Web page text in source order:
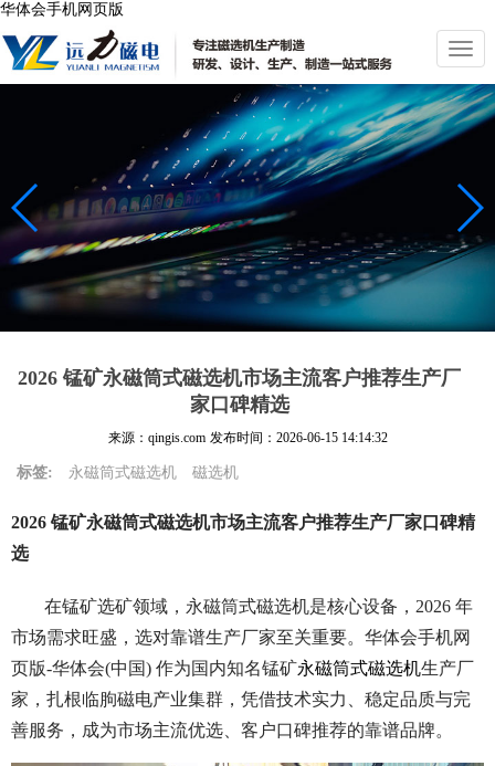
华体会手机网页版
切
换
导
航
2026 锰矿永磁筒式磁选机市场主流客户推荐生产厂
家口碑精选
来源：qingis.com 发布时间： 2026-06-15 14:14:32
标签: 永磁筒式磁选机 磁选机
2026 锰矿永磁筒式磁选机市场主流客户推荐生产厂家口碑精
选
在锰矿选矿领域，永磁筒式磁选机是核心设备，2026 年
市场需求旺盛，选对靠谱生产厂家至关重要。华体会手机网
页版-华体会(中国) 作为国内知名锰矿永磁筒式磁选机生产厂
家，扎根临朐磁电产业集群，凭借技术实力、稳定品质与完
善服务，成为市场主流优选、客户口碑推荐的靠谱品牌。